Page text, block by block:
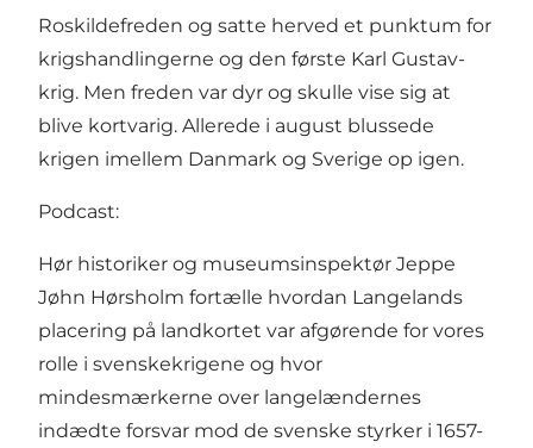
Roskildefreden og satte herved et punktum for
krigshandlingerne og den første Karl Gustav-
krig. Men freden var dyr og skulle vise sig at
blive kortvarig. Allerede i august blussede
krigen imellem Danmark og Sverige op igen.
Podcast:
Hør historiker og museumsinspektør Jeppe
Jøhn Hørsholm fortælle hvordan Langelands
placering på landkortet var afgørende for vores
rolle i svenskekrigene og hvor
mindesmærkerne over langelændernes
indædte forsvar mod de svenske styrker i 1657-